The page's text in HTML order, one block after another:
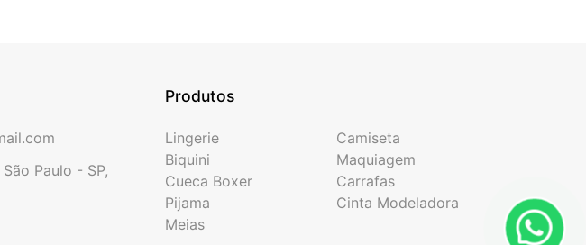
Paulo - SP,
Produtos
Lingerie
Biquini
Cueca Boxer
Pijama
Meias
Camiseta
Maquiagem
Carrafas
Cinta Modeladora